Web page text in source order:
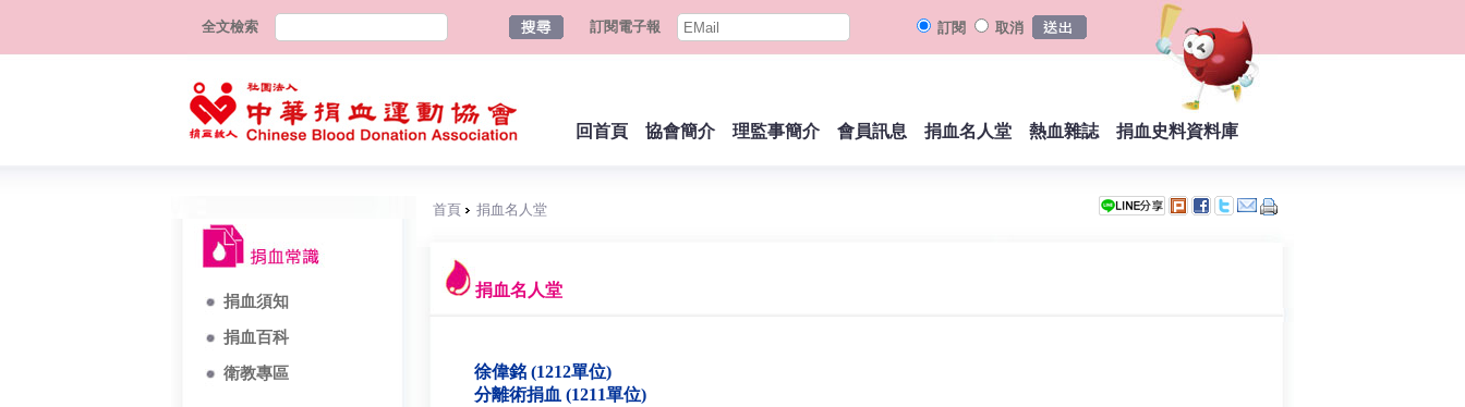
全文檢索 訂閱電子報 訂閱 取消
回首頁 協會簡介 理監事簡介 會員訊息 捐血名人堂 熱血雜誌 捐血史料資料庫
捐血須知
捐血百科
衛教專區
首頁 捐血名人堂
捐血名人堂
徐偉銘 (1212單位)
分離術捐血 (1211單位)